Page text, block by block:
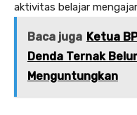
aktivitas belajar
Baca juga Ketua
Denda Ternak
Menguntungkan